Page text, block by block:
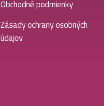
Obchodné podmienky
Zásady ochrany osobných
údajov